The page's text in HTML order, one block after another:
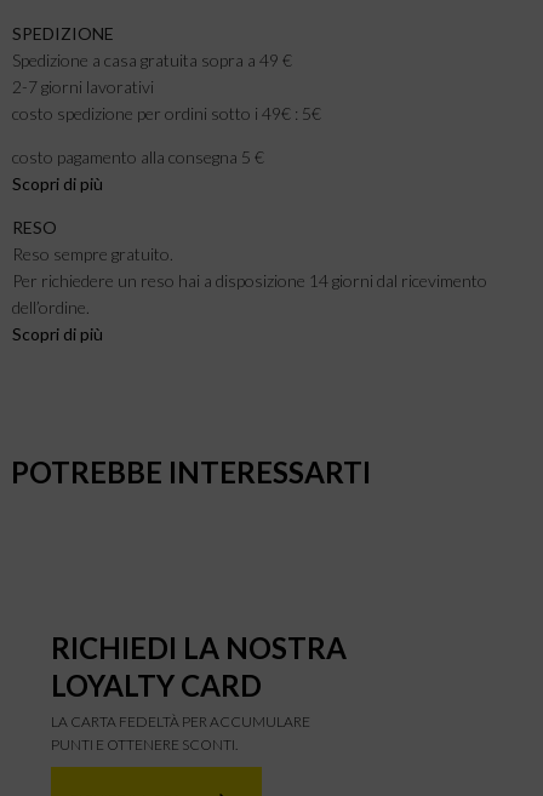
SPEDIZIONE
Spedizione a casa gratuita sopra a 49 €
2-7 giorni lavorativi
costo spedizione per ordini sotto i 49€ : 5€
costo pagamento alla consegna 5 €
Scopri di più
RESO
Reso sempre gratuito.
Per richiedere un reso hai a disposizione 14 giorni dal ricevimento
dell’ordine.
Scopri di più
POTREBBE INTERESSARTI
RICHIEDI LA NOSTRA
LOYALTY CARD
LA CARTA FEDELTÀ PER ACCUMULARE
PUNTI E OTTENERE SCONTI.